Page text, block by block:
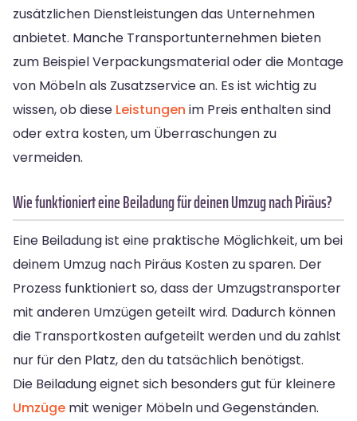
zusätzlichen Dienstleistungen das Unternehmen
anbietet. Manche Transportunternehmen bieten
zum Beispiel Verpackungsmaterial oder die Montage
von Möbeln als Zusatzservice an. Es ist wichtig zu
wissen, ob diese Leistungen im Preis enthalten sind
oder extra kosten, um Überraschungen zu
vermeiden.
Wie funktioniert eine Beiladung für deinen Umzug nach Piräus?
Eine Beiladung ist eine praktische Möglichkeit, um bei
deinem Umzug nach Piräus Kosten zu sparen. Der
Prozess funktioniert so, dass der Umzugstransporter
mit anderen Umzügen geteilt wird. Dadurch können
die Transportkosten aufgeteilt werden und du zahlst
nur für den Platz, den du tatsächlich benötigst.
Die Beiladung eignet sich besonders gut für kleinere
Umzüge mit weniger Möbeln und Gegenständen.